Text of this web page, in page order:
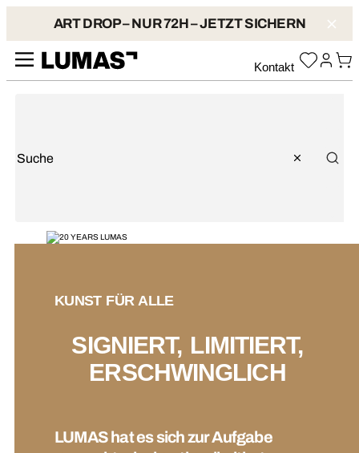
ART DROP – NUR 72H – JETZT SICHERN
Kontakt
KUNST FÜR ALLE
SIGNIERT, LIMITIERT,
ERSCHWINGLICH
LUMAS hat es sich zur Aufgabe